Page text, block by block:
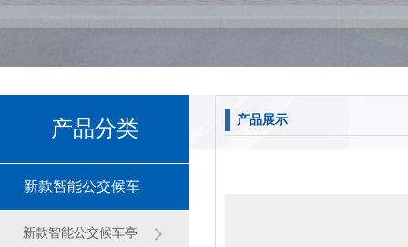
产品分类
新款智能公交候车
亭
新款智能公交候车亭
产品展示